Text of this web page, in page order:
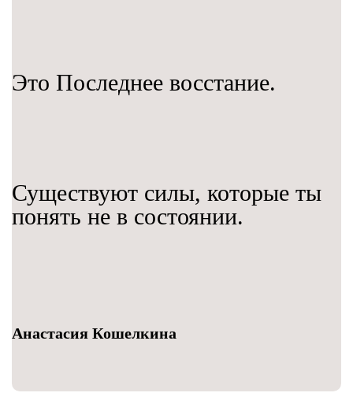
Это Последнее восстание.
Существуют силы, которые ты
понять не в состоянии.
Анастасия Кошелкина